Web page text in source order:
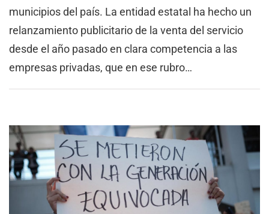
municipios del país. La entidad estatal ha hecho un
relanzamiento publicitario de la venta del servicio
desde el año pasado en clara competencia a las
empresas privadas, que en ese rubro…